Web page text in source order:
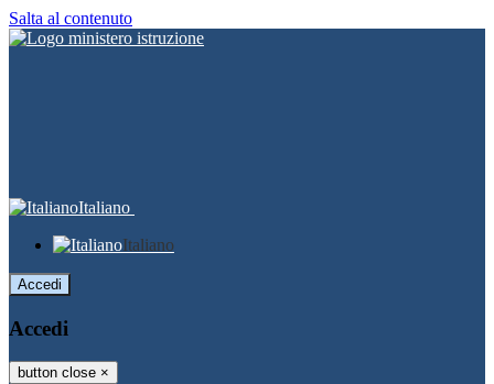
Salta al contenuto
Italiano
Italiano
Accedi
Accedi
button close ×